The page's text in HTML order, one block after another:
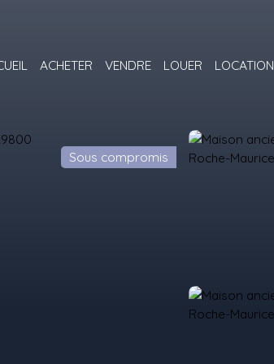
ACHETER VENDRE LOUER LOCATION
Sous compromis